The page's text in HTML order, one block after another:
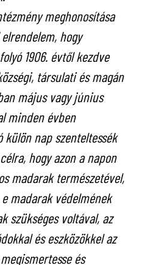
meghonosítása
hogy
1906. évtől kezdve
társulati és magán
május vagy június
minden évben
külön nap szenteltessék
hogy azon a napon
madarak természetével,
madarak védelmének
szükséges voltával, az
és eszközökkel az
és